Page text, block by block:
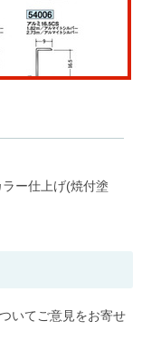
ー仕上げ(焼付塗
いてご意見をお寄せ